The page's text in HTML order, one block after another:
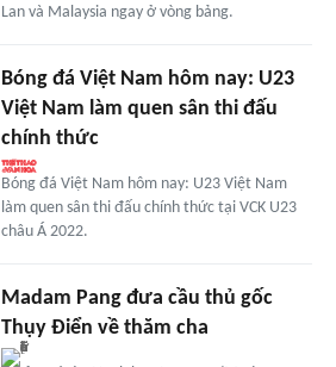
Lan và Malaysia ngay ở vòng bảng.
Bóng đá Việt Nam hôm nay: U23
Việt Nam làm quen sân thi đấu
chính thức
Bóng đá Việt Nam hôm nay: U23 Việt Nam
làm quen sân thi đấu chính thức tại VCK U23
châu Á 2022.
Madam Pang đưa cầu thủ gốc
Thụy Điển về thăm cha